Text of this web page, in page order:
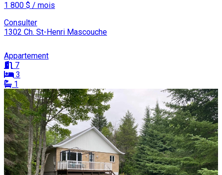
1 800 $ / mois
Consulter
1302 Ch. St-Henri Mascouche
Appartement
7
3
1